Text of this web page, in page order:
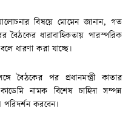
আলোচনার বিষয়ে মোমেন জানান, গত
বৈঠকের ধারাবাহিকতায় পারস্পরিক
ধারণা করা যাচ্ছে।
বৈঠকের পর প্রধানমন্ত্রী কাতার
নামক বিশেষ চাহিদা সম্পন্ন
করবেন।